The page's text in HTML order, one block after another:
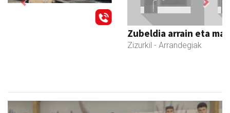
Zubeldia arrain eta mariskoa
Previous Next